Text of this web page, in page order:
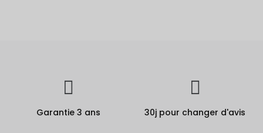
Garantie 3 ans 30j pour changer d'avis